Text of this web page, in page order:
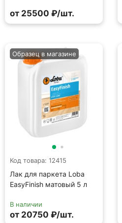
от 25500 ₽/шт.
Код товара: 12415
Лак для паркета Loba
EasyFinish матовый 5 л
Образец в магазине
В наличии
от 20750 ₽/шт.